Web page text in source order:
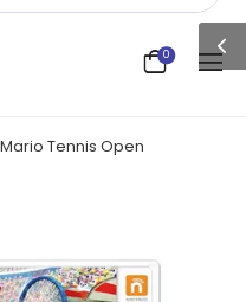
0
Mario Tennis Open